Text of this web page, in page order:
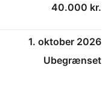
40.000 kr.
1. oktober 2026
Ubegrænset